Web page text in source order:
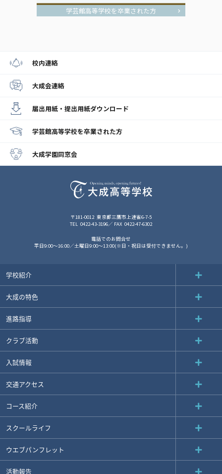
学芸館高等学校を卒業された方
校内連絡
大成会連絡
届出用紙・提出用紙ダウンロード
学芸館高等学校を卒業された方
大成学園同窓会
〒181-0012 東京都三鷹市上連雀6-7-5
TEL 0422-43-3196 FAX 0422-47-6302
電話でのお問合せ
平日9:00～16:00／土曜日9:00～13:00(※日・祝日は受付できません。)
学校紹介
大成の特色
進路指導
クラブ活動
入試情報
交通アクセス
コース紹介
スクールライフ
ウエブパンフレット
活動報告